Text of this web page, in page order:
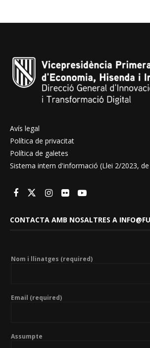
Avís legal
Política de privacitat
Política de galetes
Sistema intern d'informació (Llei 2/2023,
CONTACTA AMB NOSALTRES A
Nom i llinatges (required)
Email (required)
Assumpte